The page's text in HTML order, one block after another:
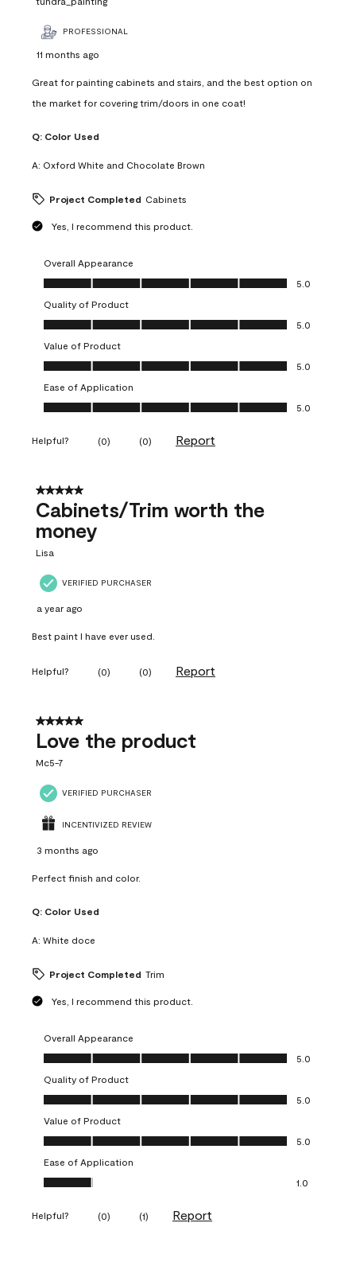
PROFESSIONAL
11 months ago
Great for painting cabinets and stairs, and the best option on
the market for covering trim/doors in one coat!
Q: Color Used
A: Oxford White and Chocolate Brown
Project Completed Cabinets
Yes, I recommend this product.
Overall Appearance
Overall Appearance, 5.0 out of 5
5.0
Quality of Product
Quality of Product, 5.0 out of 5
5.0
Value of Product
Value of Product, 5.0 out of 5
5.0
Ease of Application
Ease of Application, 5.0 out of 5
5.0
Helpful? (0) (0) Report
5 out of 5 stars.
Cabinets/Trim worth the
money
Lisa
VERIFIED PURCHASER
a year ago
Best paint I have ever used.
Helpful? (0) (0) Report
5 out of 5 stars.
Love the product
Mc5-7
VERIFIED PURCHASER
INCENTIVIZED REVIEW
3 months ago
Perfect finish and color.
Q: Color Used
A: White doce
Project Completed Trim
Yes, I recommend this product.
Overall Appearance
Overall Appearance, 5.0 out of 5
5.0
Quality of Product
Quality of Product, 5.0 out of 5
5.0
Value of Product
Value of Product, 5.0 out of 5
5.0
Ease of Application
Ease of Application, 1.0 out of 5
1.0
Helpful? (0) (1) Report